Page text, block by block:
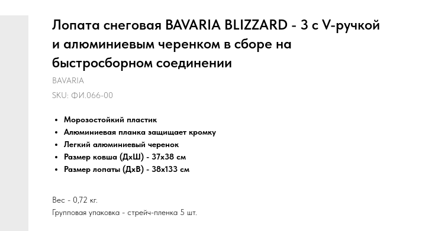
Лопата снеговая BAVARIA BLIZZARD - 3 с V-ручкой
и алюминиевым черенком в сборе на
быстросборном соединении
BAVARIA
SKU: ФИ.066-00
Морозостойкий пластик
Алюминиевая планка защищает кромку
Легкий алюминиевый черенок
Размер ковша (ДхШ) - 37х38 см
Размер лопаты (ДхВ) - 38х133 см
Вес - 0,72 кг.
Групповая упаковка - стрейч-пленка 5 шт.